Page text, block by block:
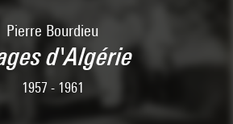
Pierre Bourdieu
d'Algérie
1957 - 1961